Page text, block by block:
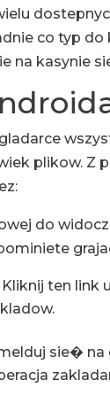
co typ
na kasynie
plikow. Z
do
ten link
sie� na